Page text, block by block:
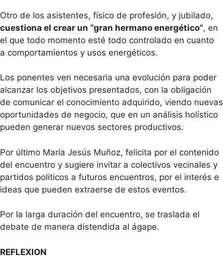
Otro de los asistentes, físico de profesión, y jubilado,
cuestiona el crear un “gran hermano energético”, en
el que todo momento esté todo controlado en cuanto
a comportamientos y usos energéticos.
Los ponentes ven necesaria una evolución para poder
alcanzar los objetivos presentados, con la obligación
de comunicar el conocimiento adquirido, viendo nuevas
oportunidades de negocio, que en un análisis holístico
pueden generar nuevos sectores productivos.
Por último María Jesús Muñoz, felicita por el contenido
del encuentro y sugiere invitar a colectivos vecinales y
partidos políticos a futuros encuentros, por el interés e
ideas que pueden extraerse de estos eventos.
Por la larga duración del encuentro, se traslada el
debate de manera distendida al ágape.
REFLEXION